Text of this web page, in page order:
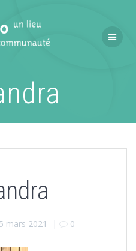
contenu
mars 2021 | 0